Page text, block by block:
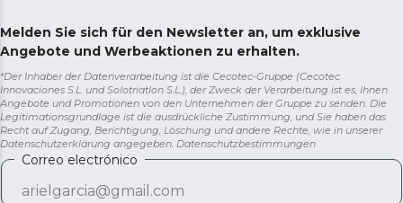
Melden Sie sich für den Newsletter an, um exklusive
Angebote und Werbeaktionen zu erhalten.
*Der Inhaber der Datenverarbeitung ist die Cecotec-Gruppe (Cecotec
Innovaciones S.L. und Solotriatlon S.L.), der Zweck der Verarbeitung ist es, Ihnen
Angebote und Promotionen von den Unternehmen der Gruppe zu senden. Die
Legitimationsgrundlage ist die ausdrückliche Zustimmung, und Sie haben das
Recht auf Zugang, Berichtigung, Löschung und andere Rechte, wie in unserer
Datenschutzerklärung angegeben. Datenschutzbestimmungen
Correo electrónico